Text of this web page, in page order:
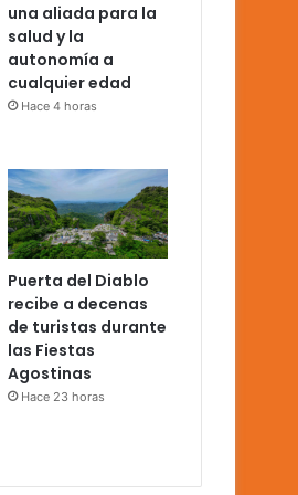
una aliada para la
salud y la
autonomía a
cualquier edad
Hace 4 horas
Puerta del Diablo
recibe a decenas
de turistas durante
las Fiestas
Agostinas
Hace 23 horas